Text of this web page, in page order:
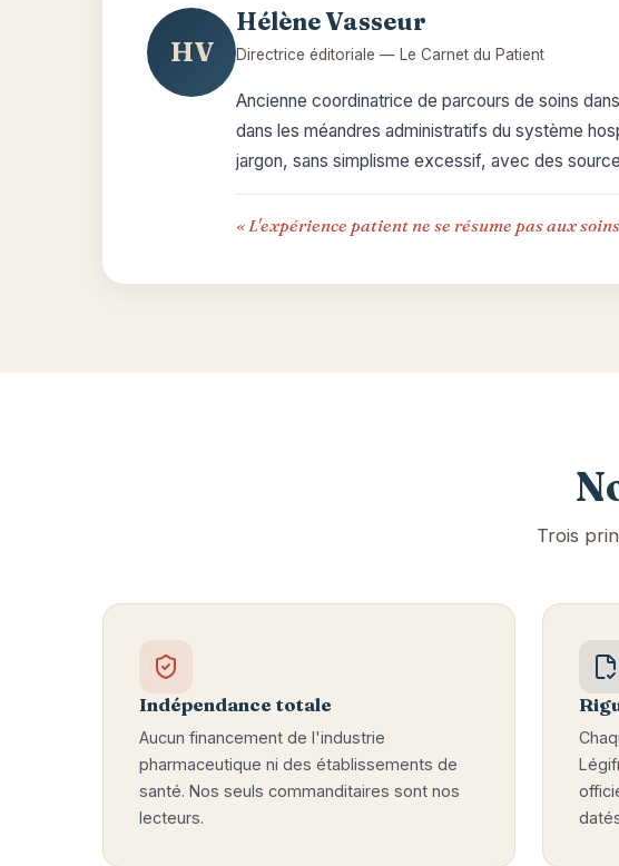
HV
Hélène Vasseur
Directrice éditoriale — Le Carnet du Patient
Ancienne coordinatrice de parcours de soins
dans les méandres administratifs du système
jargon, sans simplisme excessif, avec des
« L'expérience patient ne se résume pas aux
Trois
Indépendance totale
Aucun financement de l'industrie
pharmaceutique ni des établissements de
santé. Nos seuls commanditaires sont nos
lecteurs.